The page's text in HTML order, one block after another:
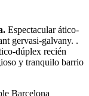
Espectacular ático-
gervasi-galvany. .
dúplex recién
y tranquilo barrio